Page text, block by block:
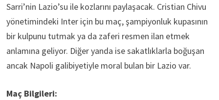
Sarri’nin Lazio’su ile kozlarını paylaşacak. Cristian Chivu
yönetimindeki Inter için bu maç, şampiyonluk kupasının
bir kulpunu tutmak ya da zaferi resmen ilan etmek
anlamına geliyor. Diğer yanda ise sakatlıklarla boğuşan
ancak Napoli galibiyetiyle moral bulan bir Lazio var.
Maç Bilgileri: